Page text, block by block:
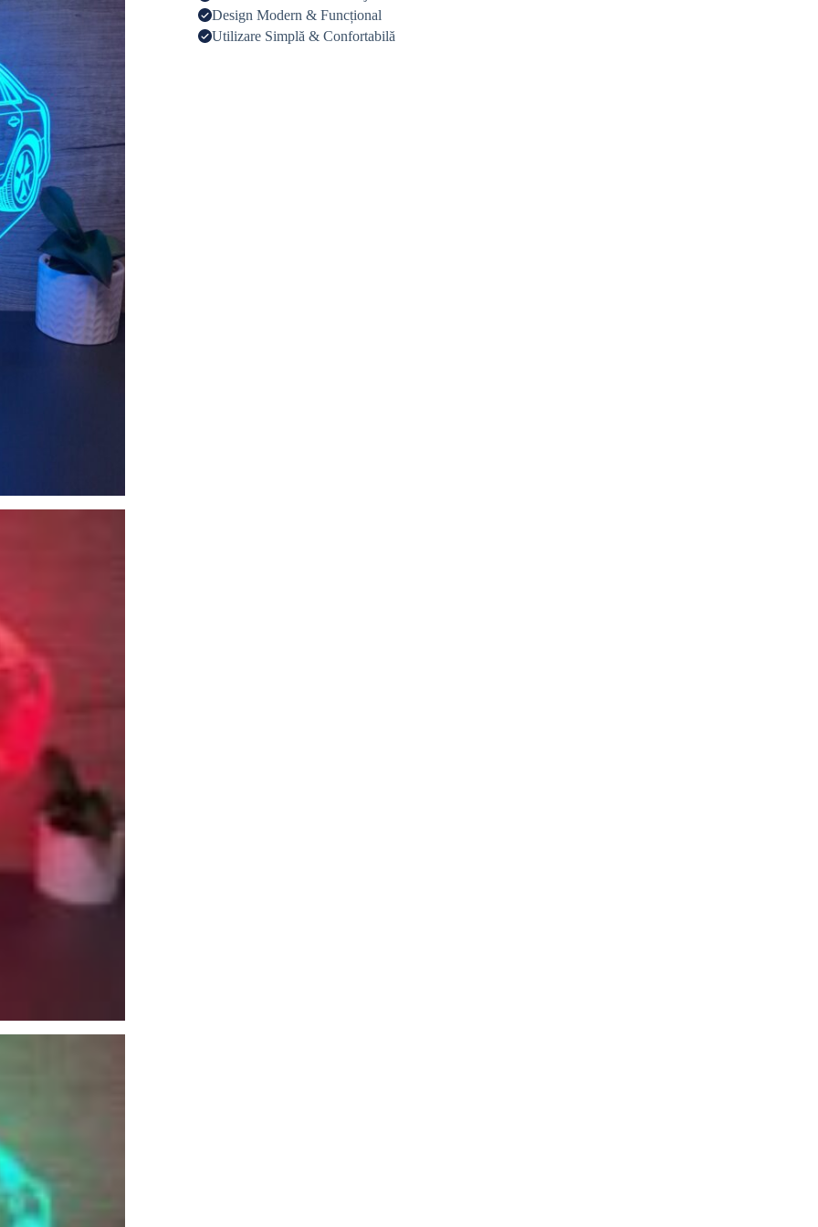
Design Modern & Funcțional
Utilizare Simplă & Confortabilă